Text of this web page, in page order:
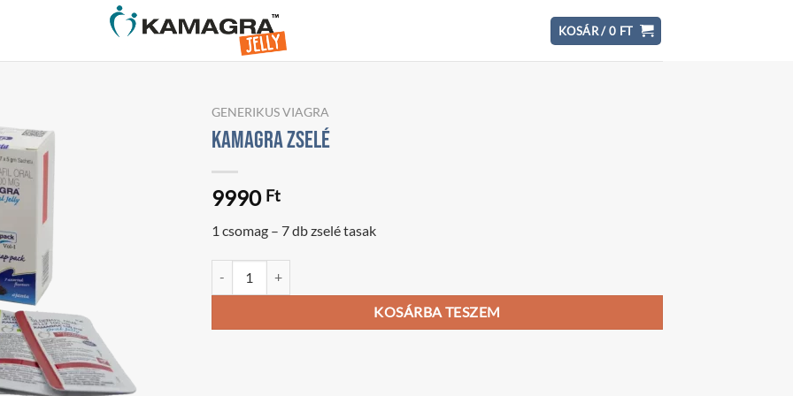
KOSÁR /0 FT
GENERIKUS VIAGRA
Kamagra zselé
9990 Ft
1 csomag – 7 db zselé tasak
KOSÁRBA TESZEM